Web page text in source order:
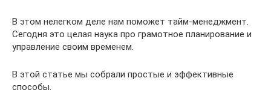
В этом нелегком деле нам поможет тайм-менеджмент.
Сегодня это целая наука про грамотное планирование и
управление своим временем.
В этой статье мы собрали простые и эффективные
способы.